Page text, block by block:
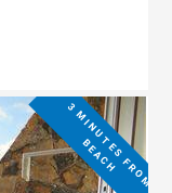
3
M
I
N
U
T
E
S
F
R
O
M
B
E
A
C
H